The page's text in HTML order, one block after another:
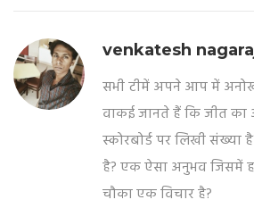
venkatesh
सभी टीमें अपने आप में
वाकई जानते हैं कि जीत का
स्कोरबोर्ड पर लिखी
है? एक ऐसा अनुभव जिसमें
चौका एक विचार है?